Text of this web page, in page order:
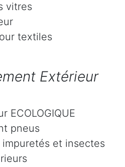
vitres
textiles
Extérieur
ECOLOGIQUE
pneus
impuretés et insectes